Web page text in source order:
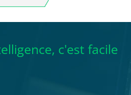
c'est facile